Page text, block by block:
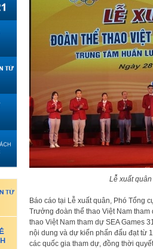
Lễ xuất
Báo cáo tại Lễ xuất quân, Phó Tổng
Trưởng đoàn thể thao Việt Nam
thao Việt Nam tham dự SEA Games
nội dung và dự kiến phấn đấu đạt từ
các quốc gia tham dự, đồng thời